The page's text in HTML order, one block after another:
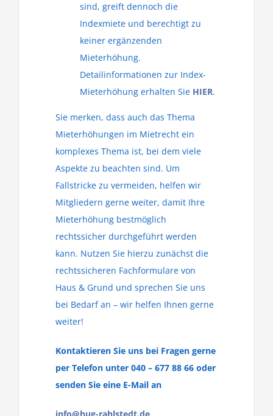
sind, greift dennoch die
Indexmiete und berechtigt zu
keiner ergänzenden
Mieterhöhung.
Detailinformationen zur Index-
Mieterhöhung erhalten Sie HIER.
Sie merken, dass auch das Thema
Mieterhöhungen im Mietrecht ein
komplexes Thema ist, bei dem viele
Aspekte zu beachten sind. Um
Fallstricke zu vermeiden, helfen wir
Mitgliedern gerne weiter, damit Ihre
Mieterhöhung bestmöglich
rechtssicher durchgeführt werden
kann. Nutzen Sie hierzu zunächst die
rechtssicheren Fachformulare von
Haus & Grund und sprechen Sie uns
bei Bedarf an – wir helfen Ihnen gerne
weiter!
Kontaktieren Sie uns bei Fragen gerne
per Telefon unter 040 – 677 88 66 oder
senden Sie eine E-Mail an